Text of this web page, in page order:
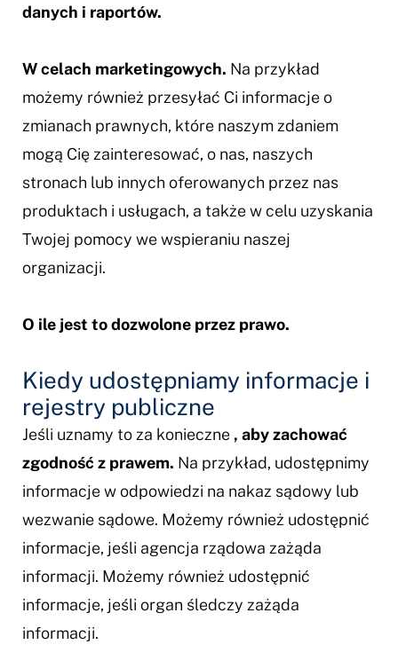
danych i raportów.
W celach marketingowych. Na przykład
możemy również przesyłać Ci informacje o
zmianach prawnych, które naszym zdaniem
mogą Cię zainteresować, o nas, naszych
stronach lub innych oferowanych przez nas
produktach i usługach, a także w celu uzyskania
Twojej pomocy we wspieraniu naszej
organizacji.
O ile jest to dozwolone przez prawo.
Kiedy udostępniamy informacje i
rejestry publiczne
Jeśli uznamy to za konieczne , aby zachować
zgodność z prawem. Na przykład, udostępnimy
informacje w odpowiedzi na nakaz sądowy lub
wezwanie sądowe. Możemy również udostępnić
informacje, jeśli agencja rządowa zażąda
informacji. Możemy również udostępnić
informacje, jeśli organ śledczy zażąda
informacji.